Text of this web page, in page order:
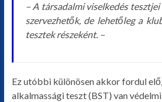
– A társadalmi viselkedés
szervezhetők, de lehetőleg a
tesztek részeként. –
Ez utóbbi különösen akkor fordul
alkalmassági teszt (BST) van